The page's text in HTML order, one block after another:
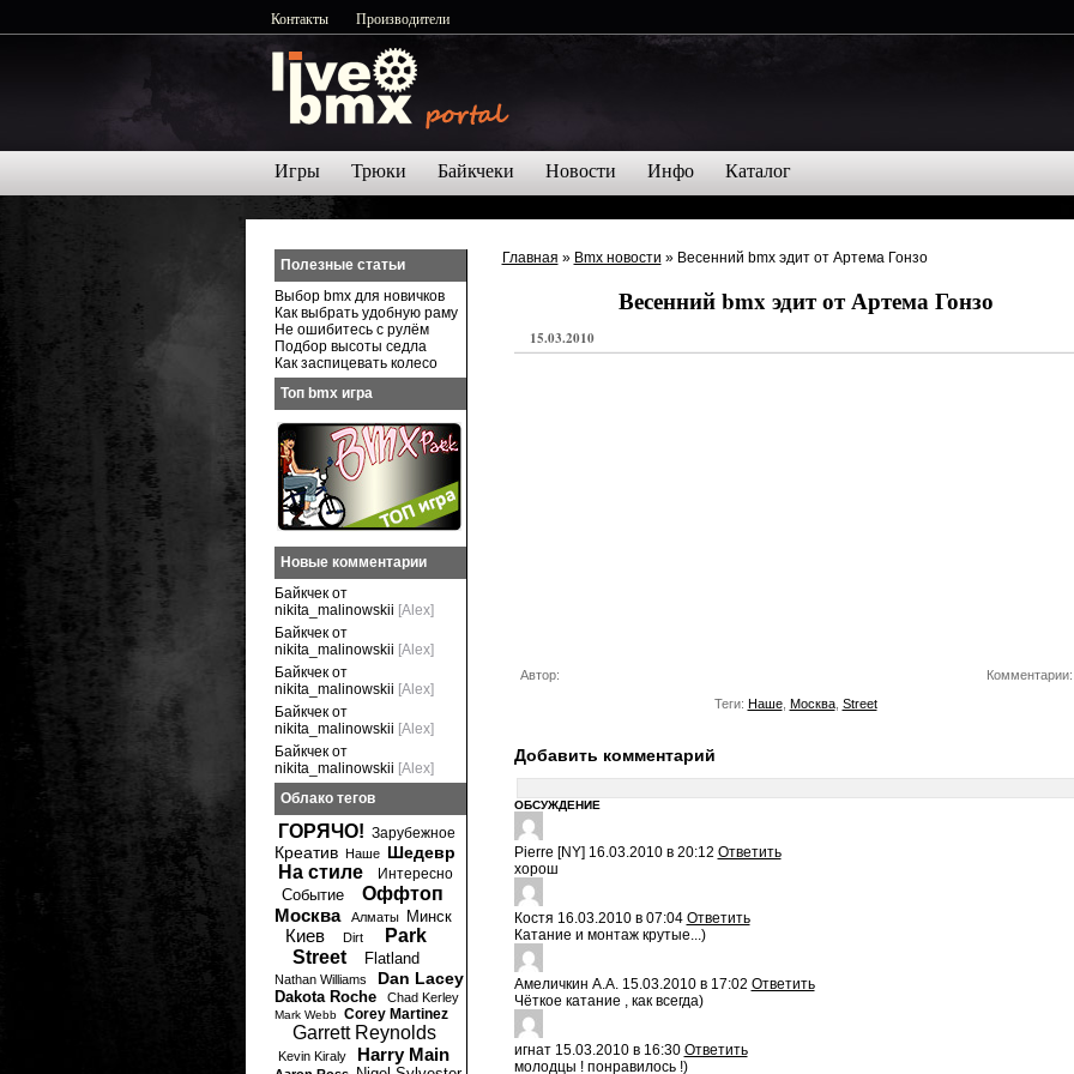
Контакты Производители
Игры Трюки Байкчеки Новости Инфо Каталог
Главная » Bmx новости » Весенний bmx эдит от Артема Гонзо
Весенний bmx эдит от Артема Гонзо
15.03.2010
Автор:
Комментарии:
Теги: Наше, Москва, Street
Добавить комментарий
ОБСУЖДЕНИЕ
Pierre [NY] 16.03.2010 в 20:12 Ответить
хорош
Костя 16.03.2010 в 07:04 Ответить
Катание и монтаж крутые...)
Амеличкин А.А. 15.03.2010 в 17:02 Ответить
Чёткое катание , как всегда)
игнат 15.03.2010 в 16:30 Ответить
молодцы ! понравилось !)
Полезные статьи
Выбор bmx для новичков
Как выбрать удобную раму
Не ошибитесь с рулём
Подбор высоты седла
Как заспицевать колесо
Топ bmx игра
Новые комментарии
Байкчек от
nikita_malinowskii [Alex]
Байкчек от
nikita_malinowskii [Alex]
Байкчек от
nikita_malinowskii [Alex]
Байкчек от
nikita_malinowskii [Alex]
Байкчек от
nikita_malinowskii [Alex]
Облако тегов
ГОРЯЧО! Зарубежное
Креатив Наше Шедевр
На стиле Интересно
Событие
Оффтоп
Москва
Алматы Минск
Киев Dirt
Park
Street
Flatland
Nathan Williams Dan Lacey
Dakota Roche Chad Kerley
Mark Webb Corey Martinez
Garrett Reynolds
Kevin Kiraly Harry Main